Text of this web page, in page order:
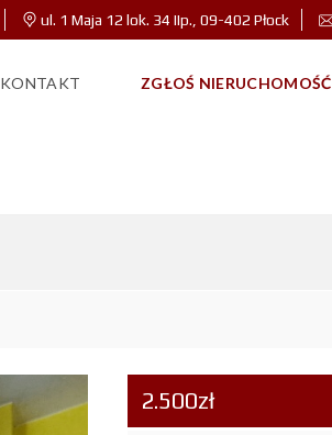
ul. 1 Maja 12 lok. 34 IIp., 09-402 Płock
KONTAKT ZGŁOŚ NIERUCHOMOŚĆ
2.500zł